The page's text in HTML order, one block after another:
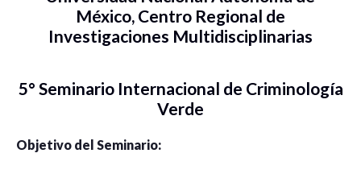
México, Centro Regional de
Investigaciones Multidisciplinarias
5° Seminario Internacional de Criminología
Verde
Objetivo del Seminario: